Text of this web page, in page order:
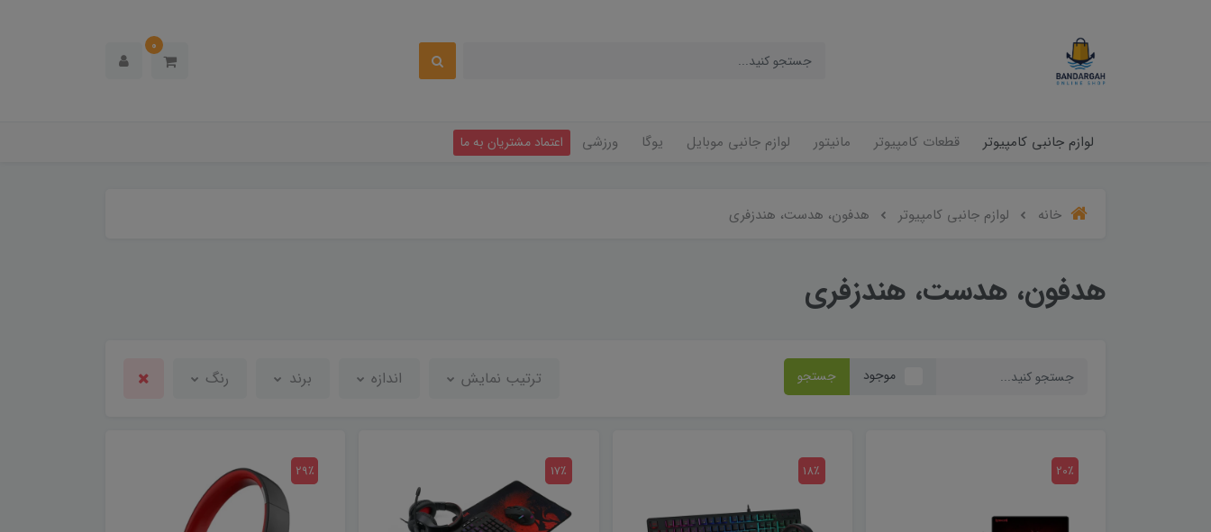
0
لوازم جانبی کامپیوتر قطعات کامپیوتر مانیتور لوازم جانبی موبایل یوگا ورزشی اعتماد مشتریان به ما
خانه لوازم جانبی کامپیوتر هدفون، هدست، هندزفری
هدفون، هدست، هندزفری
موجود جستجو ترتیب نمایش اندازه برند رنگ
20٪ 18٪ 17٪ 29٪